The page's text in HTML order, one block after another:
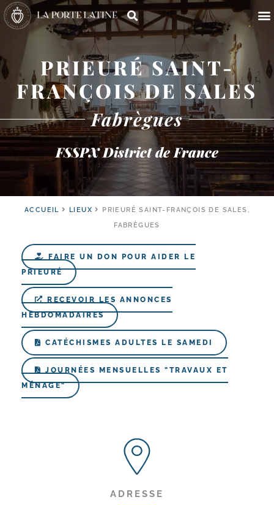
PRIEURÉ SAINT-
FRANÇOIS DE SALES
Fabrègues
FSSPX District de France
ACCUEIL LIEUX
PRIEURÉ SAINT-FRANÇOIS DE SALES,
FABRÈGUES
FAIRE UN DON POUR AIDER LE
PRIEURÉ
RECEVOIR LES ANNONCES
HEBDOMADAIRES
CATÉCHISMES ADULTES LE SAMEDI
JOURNÉES MENSUELLES "TRAVAUX ET
MÉNAGE"
ADRESSE